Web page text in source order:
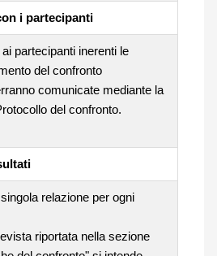
i partecipanti
partecipanti inerenti le
del confronto
comunicate mediante la
del confronto.
relazione per ogni
riportata nella sezione